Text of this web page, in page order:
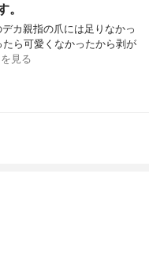
カ親指の爪には足りなかっ
ら可愛くなかったから剥が
見る